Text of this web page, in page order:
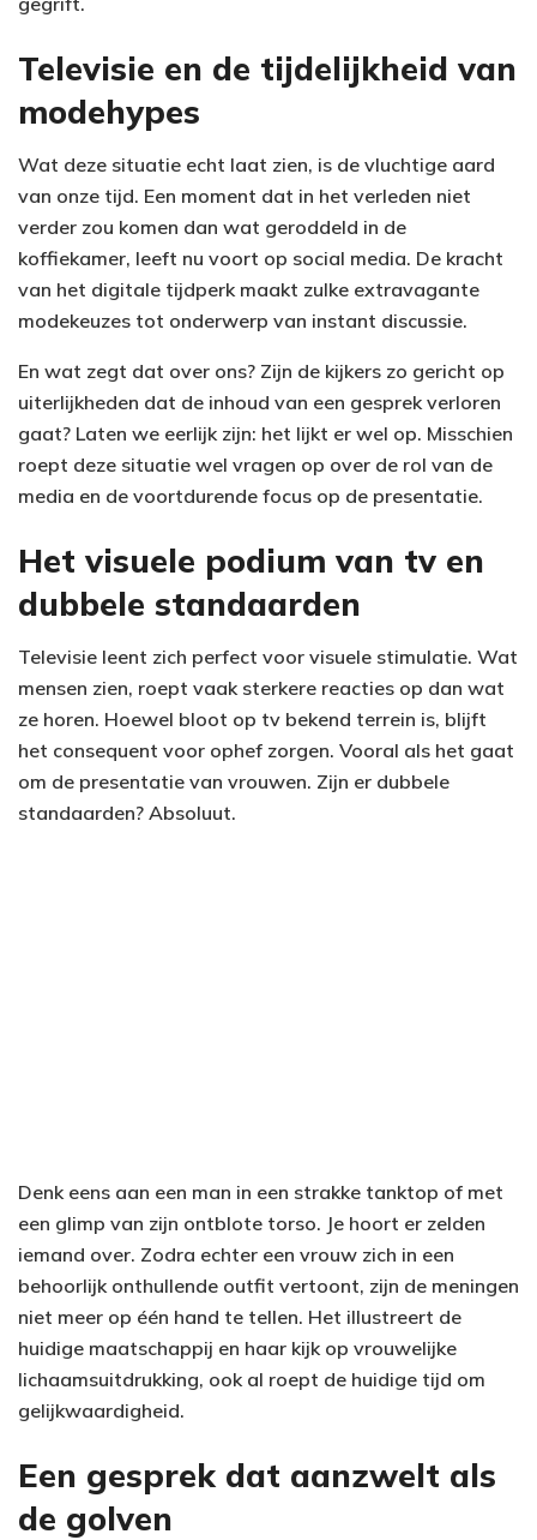
Televisie en de tijdelijkheid van
modehypes
Wat deze situatie echt laat zien, is de vluchtige aard
van onze tijd. Een moment dat in het verleden niet
verder zou komen dan wat geroddeld in de
koffiekamer, leeft nu voort op social media. De kracht
van het digitale tijdperk maakt zulke extravagante
modekeuzes tot onderwerp van instant discussie.
En wat zegt dat over ons? Zijn de kijkers zo gericht op
uiterlijkheden dat de inhoud van een gesprek verloren
gaat? Laten we eerlijk zijn: het lijkt er wel op. Misschien
roept deze situatie wel vragen op over de rol van de
media en de voortdurende focus op de presentatie.
Het visuele podium van tv en
dubbele standaarden
Televisie leent zich perfect voor visuele stimulatie. Wat
mensen zien, roept vaak sterkere reacties op dan wat
ze horen. Hoewel bloot op tv bekend terrein is, blijft
het consequent voor ophef zorgen. Vooral als het gaat
om de presentatie van vrouwen. Zijn er dubbele
standaarden? Absoluut.
Denk eens aan een man in een strakke tanktop of met
een glimp van zijn ontblote torso. Je hoort er zelden
iemand over. Zodra echter een vrouw zich in een
behoorlijk onthullende outfit vertoont, zijn de meningen
niet meer op één hand te tellen. Het illustreert de
huidige maatschappij en haar kijk op vrouwelijke
lichaamsuitdrukking, ook al roept de huidige tijd om
gelijkwaardigheid.
Een gesprek dat aanzwelt als
de golven